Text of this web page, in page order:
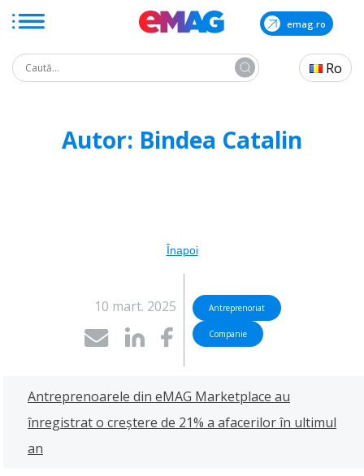
emag.ro
Search
for:
Ro
Autor: Bindea Catalin
Înapoi
10 mart. 2025 Antreprenoriat
Companie
Antreprenoarele din eMAG Marketplace au
înregistrat o creștere de 21% a afacerilor în ultimul
an